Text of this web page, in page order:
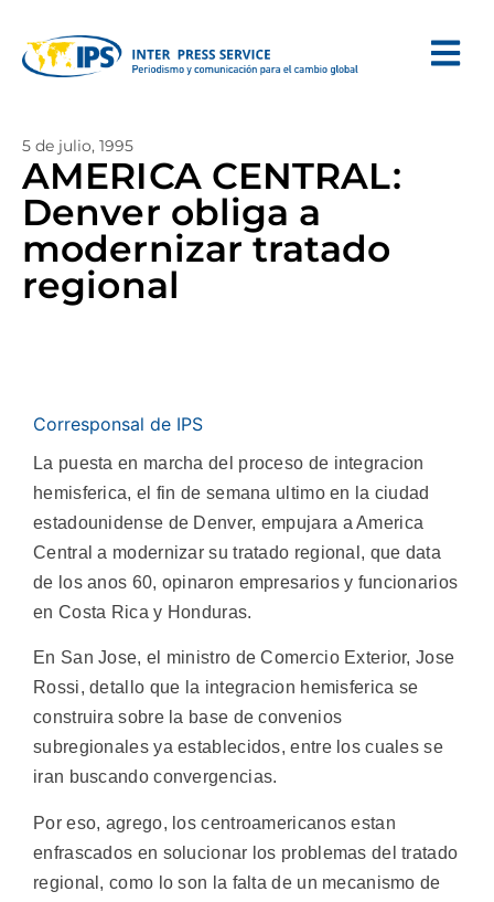
5 de julio, 1995
AMERICA CENTRAL:
Denver obliga a
modernizar tratado
regional
Corresponsal de IPS
La puesta en marcha del proceso de integracion
hemisferica, el fin de semana ultimo en la ciudad
estadounidense de Denver, empujara a America
Central a modernizar su tratado regional, que data
de los anos 60, opinaron empresarios y funcionarios
en Costa Rica y Honduras.
En San Jose, el ministro de Comercio Exterior, Jose
Rossi, detallo que la integracion hemisferica se
construira sobre la base de convenios
subregionales ya establecidos, entre los cuales se
iran buscando convergencias.
Por eso, agrego, los centroamericanos estan
enfrascados en solucionar los problemas del tratado
regional, como lo son la falta de un mecanismo de